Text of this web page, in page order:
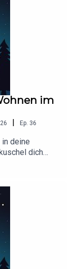
Monika
Monika
E. Fronk
im
Ep. 36
deine
dich
MediaIn
Monika
Monika
E. Fronk